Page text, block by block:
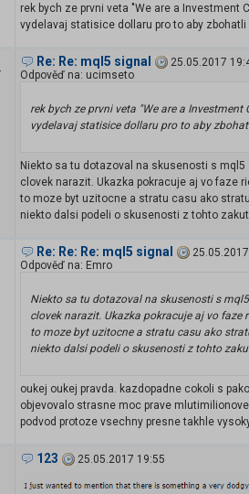
rek bych ze prvni veta "We are a Investment
vydelavaj statisice dollaru pro to aby
Re: Re: mql5 signal
25.05.2017
Odpověď na: ucimseto
rek bych ze prvni veta "We are a
vydelavaj statisice dollaru pro to aby
Niekto sa tu dotazoval na skusenosti s
clovek narazit. Ukazka pokracuje aj vo faze
to moze byt uzitocne a stratu casu ako
niekto dalsi podeli o skusenosti z tohto
Re: Re: Re: mql5 signal
Odpověď na: Emro
Niekto sa tu dotazoval na skusenosti s
clovek narazit. Ukazka pokracuje aj vo
to moze byt uzitocne a stratu casu ako
niekto dalsi podeli o skusenosti z tohto
oukej oukej pravda. kazdopadne cokoli s
objevovalo strasne moc prave
podvod protoze vsechny presne takhle
123 25.05.2017 19:55